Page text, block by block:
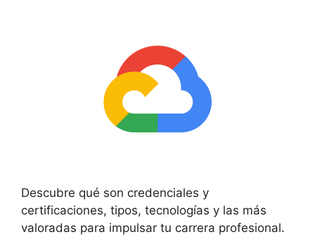
Descubre qué son credenciales y
certificaciones, tipos, tecnologías y las más
valoradas para impulsar tu carrera profesional.